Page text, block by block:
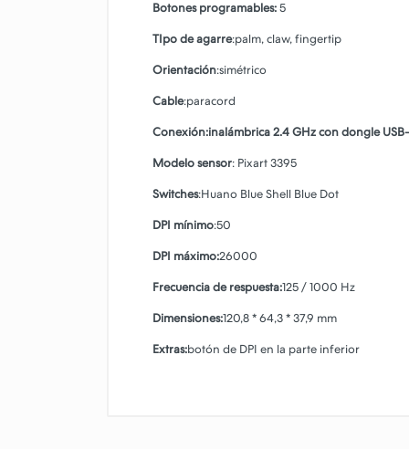
Botones programables: 5
TIpo de agarre:palm, claw, fingertip
Orientación:simétrico
Cable:paracord
Conexión:inalámbrica 2.4 GHz con dongle
Modelo sensor: Pixart 3395
Switches:Huano Blue Shell Blue Dot
DPI mínimo:50
DPI máximo:26000
Frecuencia de respuesta:125 / 1000 Hz
Dimensiones:120,8 * 64,3 * 37,9 mm
Extras:botón de DPI en la parte inferior